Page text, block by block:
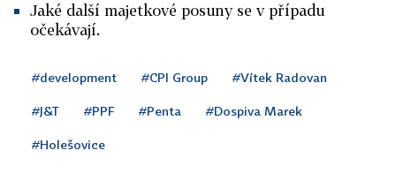
Jaké další majetkové posuny se v případu
očekávají.
#development #CPI Group #Vítek Radovan
#J&T #PPF #Penta #Dospiva Marek
#Holešovice